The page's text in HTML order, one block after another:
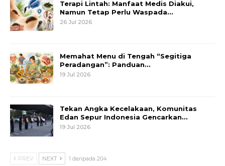
Terapi Lintah: Manfaat Medis Diakui,
Namun Tetap Perlu Waspada…
26 Jul 2026
Memahat Menu di Tengah “Segitiga
Peradangan”: Panduan…
19 Jul 2026
Tekan Angka Kecelakaan, Komunitas
Edan Sepur Indonesia Gencarkan…
19 Jul 2026
PREV NEXT 1 daripada 204